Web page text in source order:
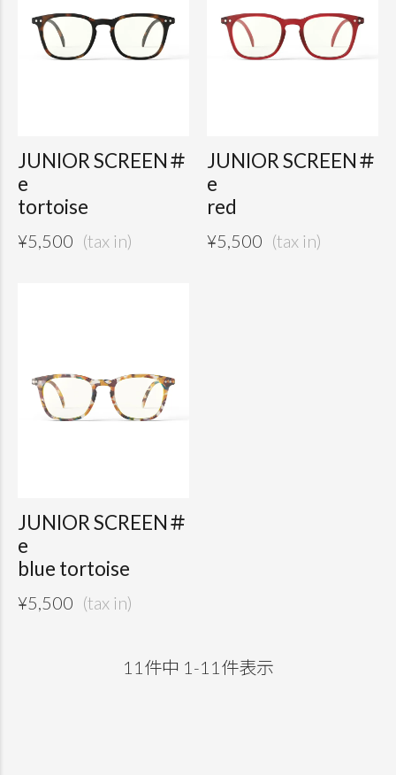
JUNIOR SCREEN＃
e
tortoise
¥5,500
JUNIOR SCREEN＃
e
red
¥5,500
JUNIOR SCREEN＃
e
blue tortoise
¥5,500
11 件中 1 -11 件表示